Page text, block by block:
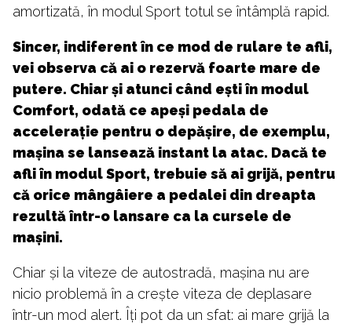
amortizată, în modul Sport totul se întâmplă rapid.
Sincer, indiferent în ce mod de rulare te afli,
vei observa că ai o rezervă foarte mare de
putere. Chiar și atunci când ești în modul
Comfort, odată ce apeși pedala de
accelerație pentru o depășire, de exemplu,
mașina se lansează instant la atac. Dacă te
afli în modul Sport, trebuie să ai grijă, pentru
că orice mângâiere a pedalei din dreapta
rezultă într-o lansare ca la cursele de
mașini.
Chiar și la viteze de autostradă, mașina nu are
nicio problemă în a crește viteza de deplasare
într-un mod alert. Îți pot da un sfat: ai mare grijă la